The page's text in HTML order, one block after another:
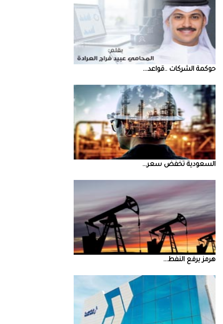
حوكمة‭ ‬الشركات‭.. ‬قواعد‭ ...
السعودية‭ ‬تخفض‭ ‬سعر‭ ...
‮‬هرمز‮‬‭ ‬يرفع‭ ‬النفط‭ ...